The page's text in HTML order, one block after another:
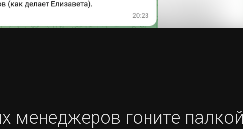
менеджеров гоните палкой